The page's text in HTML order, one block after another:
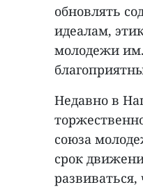
обновлять
идеалам,
молодежи
Недавно в
союза
срок